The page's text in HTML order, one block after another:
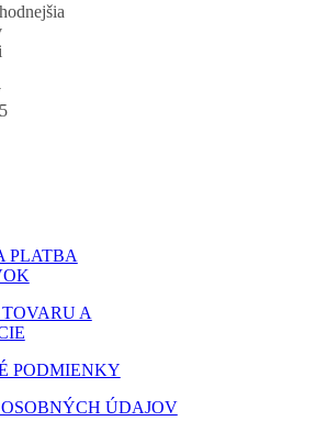
PLATBA
A
PODMIENKY
ÚDAJOV